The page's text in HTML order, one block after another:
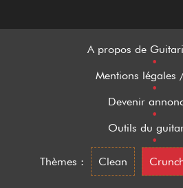
A propos de
•
Mentions légales
•
Devenir
•
Outils du
•
Thèmes :
Clean